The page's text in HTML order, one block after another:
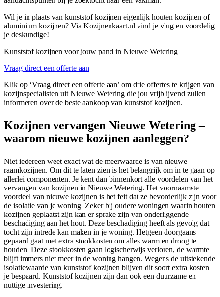
Wil je in plaats van kunststof kozijnen eigenlijk houten kozijnen of
aluminium kozijnen? Via Kozijnenkaart.nl vind je vlug en voordelig
je deskundige!
Kunststof kozijnen voor jouw pand in Nieuwe Wetering
Vraag direct een offerte aan
Klik op ‘Vraag direct een offerte aan’ om drie offertes te krijgen van
kozijnspecialisten uit Nieuwe Wetering die jou vrijblijvend zullen
informeren over de beste aankoop van kunststof kozijnen.
Kozijnen vervangen Nieuwe Wetering –
waarom nieuwe kozijnen aanleggen?
Niet iedereen weet exact wat de meerwaarde is van nieuwe
raamkozijnen. Om dit te laten zien is het belangrijk om in te gaan op
allerlei componenten. Je kent dan binnenkort alle voordelen van het
vervangen van kozijnen in Nieuwe Wetering. Het voornaamste
voordeel van nieuwe kozijnen is het feit dat ze bevorderlijk zijn voor
de isolatie van je woning. Zeker bij oudere woningen waarin houten
kozijnen geplaatst zijn kan er sprake zijn van onderliggende
beschadiging aan het hout. Deze beschadiging heeft als gevolg dat
tocht zijn intrede kan maken in je woning. Hetgeen doorgaans
gepaard gaat met extra stookkosten om alles warm en droog te
houden. Deze stookkosten gaan logischerwijs verloren, de warmte
blijft immers niet meer in de woning hangen. Wegens de uitstekende
isolatiewaarde van kunststof kozijnen blijven dit soort extra kosten
je bespaard. Kunststof kozijnen zijn dan ook een duurzame en
nuttige investering.